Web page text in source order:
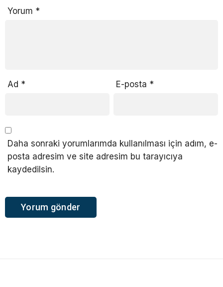
Yorum *
Ad * E-posta *
Daha sonraki yorumlarımda kullanılması için adım, e-
posta adresim ve site adresim bu tarayıcıya
kaydedilsin.